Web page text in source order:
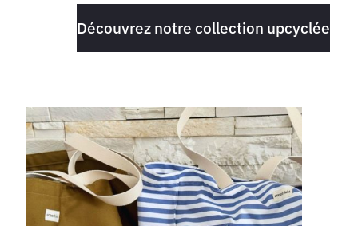
Découvrez notre collection upcyclée